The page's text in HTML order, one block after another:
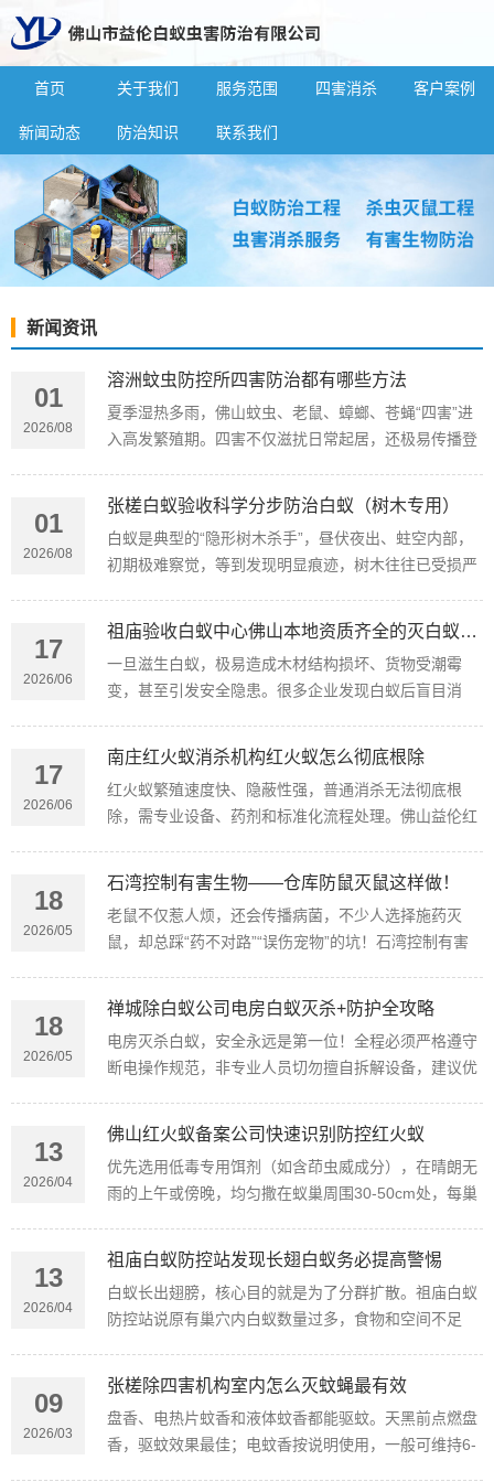
首页 关于我们 服务范围 四害消杀 客户案例
新闻动态 防治知识 联系我们
新闻资讯
01
2026/08
溶洲蚊虫防控所四害防治都有哪些方法
夏季湿热多雨，佛山蚊虫、老鼠、蟑螂、苍蝇“四害”进
入高发繁殖期。四害不仅滋扰日常起居，还极易传播登
01
2026/08
张槎白蚁验收科学分步防治白蚁（树木专用）
白蚁是典型的“隐形树木杀手”，昼伏夜出、蛀空内部，
初期极难察觉，等到发现明显痕迹，树木往往已受损严
17
2026/06
祖庙验收白蚁中心佛山本地资质齐全的灭白蚁公司有哪些推荐
一旦滋生白蚁，极易造成木材结构损坏、货物受潮霉
变，甚至引发安全隐患。很多企业发现白蚁后盲目消
17
2026/06
南庄红火蚁消杀机构红火蚁怎么彻底根除
红火蚁繁殖速度快、隐蔽性强，普通消杀无法彻底根
除，需专业设备、药剂和标准化流程处理。佛山益伦红
18
2026/05
石湾控制有害生物——仓库防鼠灭鼠这样做！
老鼠不仅惹人烦，还会传播病菌，不少人选择施药灭
鼠，却总踩“药不对路”“误伤宠物”的坑！石湾控制有害
18
2026/05
禅城除白蚁公司电房白蚁灭杀+防护全攻略
电房灭杀白蚁，安全永远是第一位！全程必须严格遵守
断电操作规范，非专业人员切勿擅自拆解设备，建议优
13
2026/04
佛山红火蚁备案公司快速识别防控红火蚁
优先选用低毒专用饵剂（如含茚虫威成分），在晴朗无
雨的上午或傍晚，均匀撒在蚁巢周围30-50cm处，每巢
13
2026/04
祖庙白蚁防控站发现长翅白蚁务必提高警惕
白蚁长出翅膀，核心目的就是为了分群扩散。祖庙白蚁
防控站说原有巢穴内白蚁数量过多，食物和空间不足
09
2026/03
张槎除四害机构室内怎么灭蚊蝇最有效
盘香、电热片蚊香和液体蚊香都能驱蚊。天黑前点燃盘
香，驱蚊效果最佳；电蚊香按说明使用，一般可维持6-